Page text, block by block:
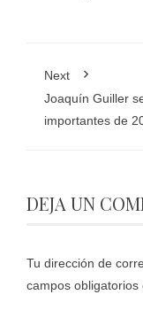
Next
Joaquín Guiller
importantes de
DEJA UN
Tu dirección de
campos